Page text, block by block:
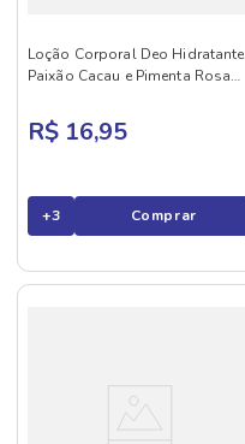
Loção Corporal Deo Hidratante
Paixão Cacau e Pimenta Rosa
R$ 16,95
+3 Comprar